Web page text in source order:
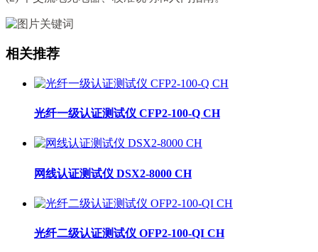
相关推荐
光纤一级认证测试仪 CFP2-100-Q CH
网线认证测试仪 DSX2-8000 CH
光纤二级认证测试仪 OFP2-100-QI CH